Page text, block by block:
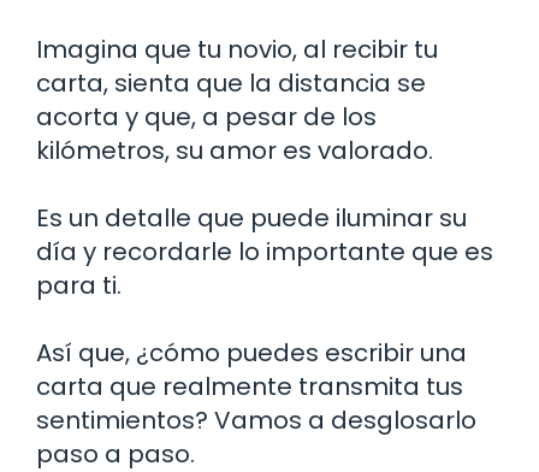
Imagina que tu novio, al recibir tu
carta, sienta que la distancia se
acorta y que, a pesar de los
kilómetros, su amor es valorado.
Es un detalle que puede iluminar su
día y recordarle lo importante que es
para ti.
Así que, ¿cómo puedes escribir una
carta que realmente transmita tus
sentimientos? Vamos a desglosarlo
paso a paso.